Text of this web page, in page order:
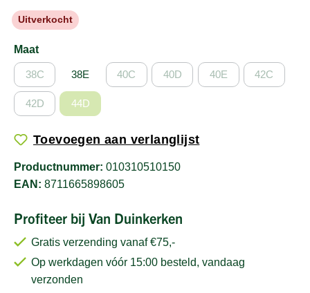
Uitverkocht
Maat
38C 38E 40C 40D 40E 42C
42D 44D
Toevoegen aan verlanglijst
Productnummer: 010310510150
EAN: 8711665898605
Profiteer bij Van Duinkerken
Gratis verzending vanaf €75,-
Op werkdagen vóór 15:00 besteld, vandaag
verzonden